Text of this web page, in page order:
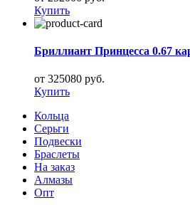
Купить
Бриллиант Принцесса 0.67
от 325080 руб.
Купить
Кольца
Серьги
Подвески
Браслеты
На заказ
Алмазы
Опт